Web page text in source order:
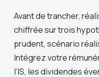
Avant de trancher,
chiffrée sur trois
prudent, scénario
Intégrez votre
l’IS, les dividendes